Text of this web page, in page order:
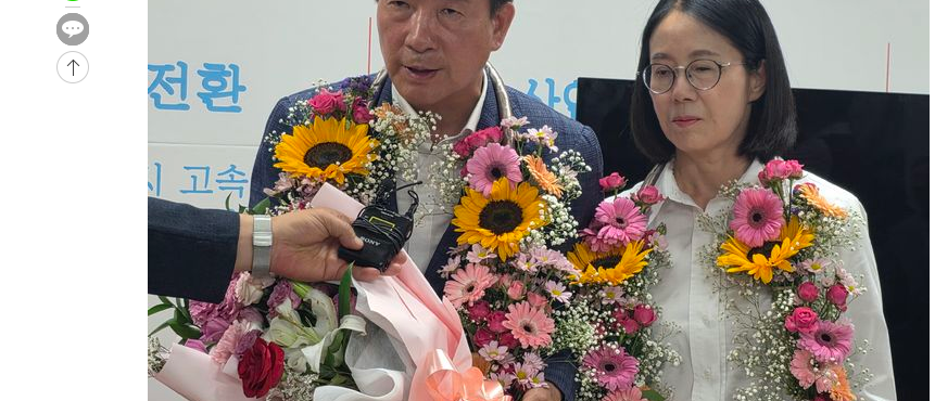
-25118초 전 >
"韓 외환시장 개입 관측 배경엔 美의 대한국 무역적자 있어"
-24945초 전 >
'월드컵 탈락 후폭풍' 축구협회…초유의 압수수색에 '충격·당황'
-24785초 전 >
서울 낮 37.9도, 올여름 최고치 경신…영등포 순간 '40도'
[속보]종합특검, 대검 추가 압수수색…내란 중요임무종사 혐의
[속보]코스닥, 800p 회복…0.26% 오른 801.67 마감
[속보]코스피, 301.88포인트(4.58%) 내린 6296.38 마감
[속보]원·달러 환율, 0.7원 내린 1423.8원 마감
"여기 떨어졌다"…다누리, 스페이스X 로켓 달 충돌 흔적 포착
손흥민, 5경기 연속골 실패…LAFC는 승부차기 끝 과달라하라 격파
내일까지 39도 '펄펄'…기상청 "태풍 지나며 폭염 잠시 꺾인다"
트럼프, 한국계 진보 주지사 후보 맹공…"공산주의가 최대 위협"
"美간섭에 합의 지연"…트럼프, '이란 호르무즈 통제권' 수용할까
[속보]산업장관 "李정부, 원전 반대 안해…안정 전력 위해 불가피"